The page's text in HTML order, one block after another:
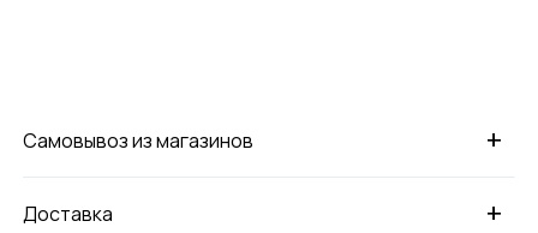
+
Самовывоз из магазинов
+
Доставка